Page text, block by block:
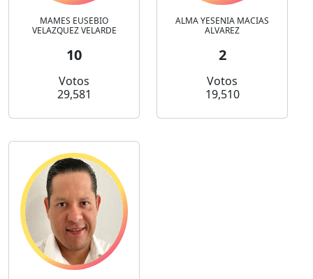
MAMES EUSEBIO
VELAZQUEZ VELARDE
10
Votos
29,581
ALMA YESENIA MACIAS
ALVAREZ
2
Votos
19,510